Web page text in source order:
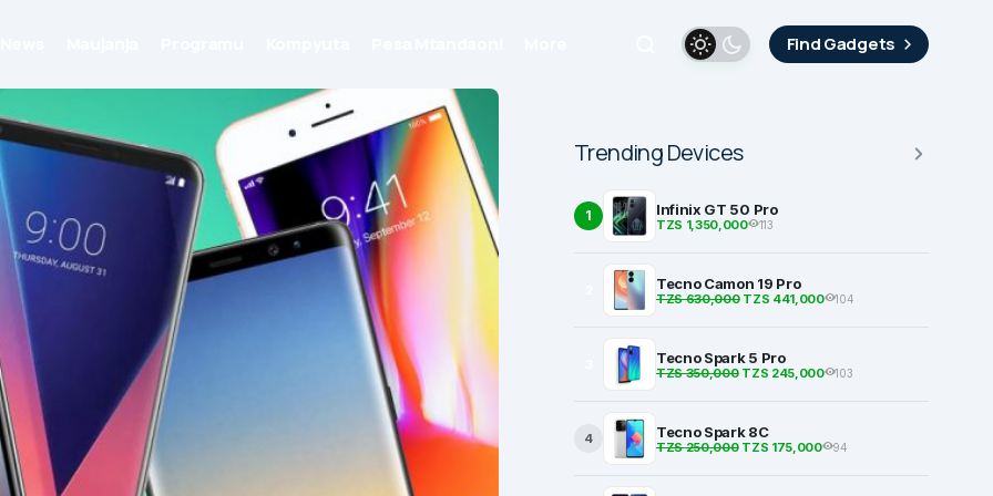
Find Gadgets
Trending Devices
1 Infinix GT 50 Pro
TZS 1,350,000 113
Tecno Camon 19 Pro
TZS 630,000TZS 441,000 104
Tecno Spark 5 Pro
TZS 350,000TZS 245,000 103
4 Tecno Spark 8C
TZS 250,000TZS 175,000 94